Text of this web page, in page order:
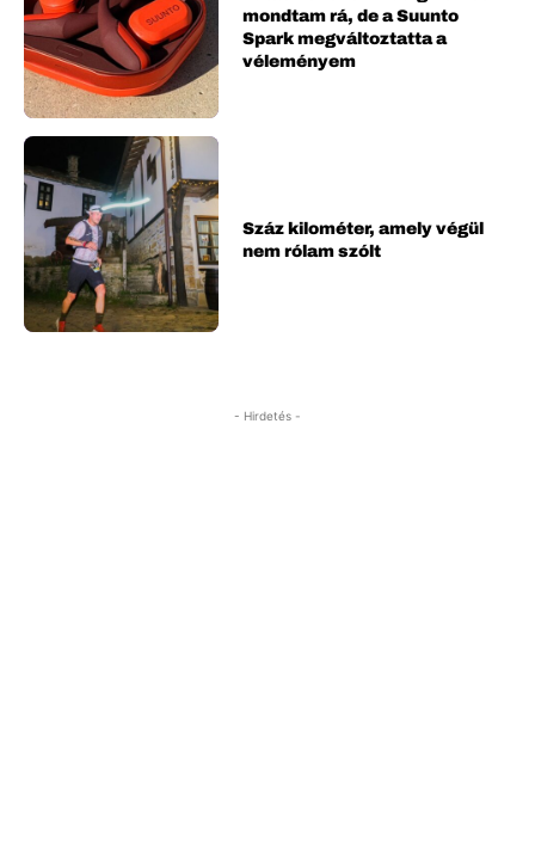
mondtam rá, de a Suunto
Spark megváltoztatta a
véleményem
Száz kilométer, amely végül
nem rólam szólt
- Hirdetés -